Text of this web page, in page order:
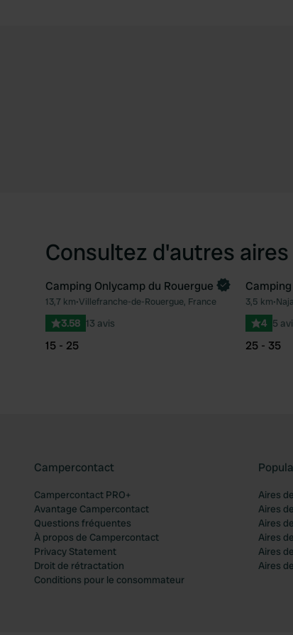
Consultez d'autres
Préféré
Reserve maintenant
Camping Onlycamp du Rouergue
13,7 km•Villefranche-de-Rouergue, France
3.58 13 avis
15 - 25
3,5 km•
4 5
25 - 35
Campercontact
Campercontact PRO+
Avantage Campercontact
Questions fréquentes
À propos de Campercontact
Privacy Statement
Droit de rétractation
Conditions pour le consommateur
Aires
Aires
Aires
Aires
Aires
Aires